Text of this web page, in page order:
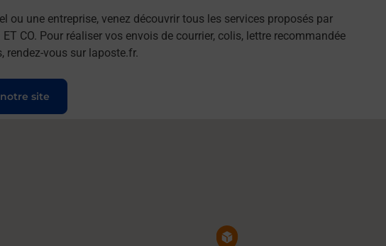
ou une entreprise, venez découvrir tous les services proposés par
CO. Pour réaliser vos envois de courrier, colis, lettre recommandée
rendez-vous sur laposte.fr.
site
Pin de la carte